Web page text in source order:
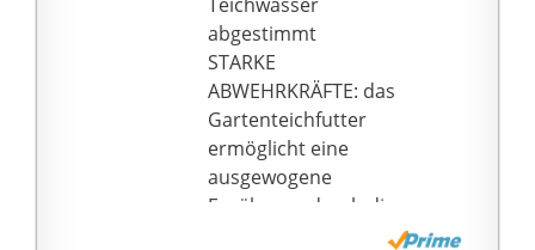
abgestimmt
STARKE
ABWEHRKRÄFTE: das
Gartenteichfutter
ermöglicht eine
ausgewogene
Ernährung durch die
Versorgung essenzieller